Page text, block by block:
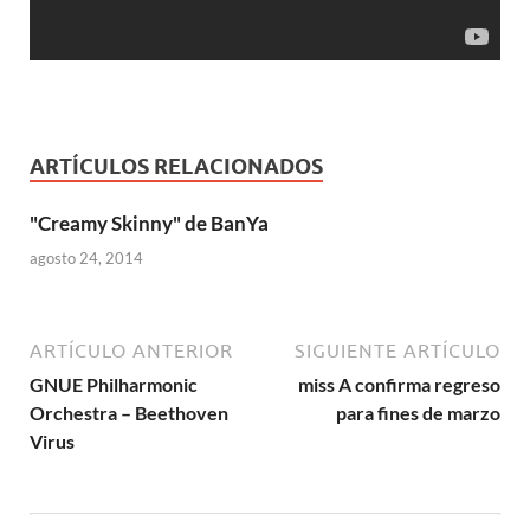
ARTÍCULOS RELACIONADOS
"Creamy Skinny" de BanYa
agosto 24, 2014
ARTÍCULO ANTERIOR
GNUE Philharmonic
Orchestra – Beethoven
Virus
SIGUIENTE ARTÍCULO
miss A confirma regreso
para fines de marzo